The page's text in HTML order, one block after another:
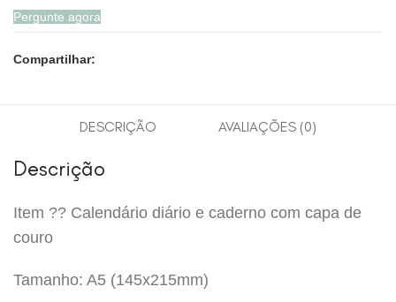
Pergunte agora
Compartilhar:
DESCRIÇÃO AVALIAÇÕES (0)
Descrição
Item ?? Calendário diário e caderno com capa de
couro
Tamanho: A5 (145x215mm)